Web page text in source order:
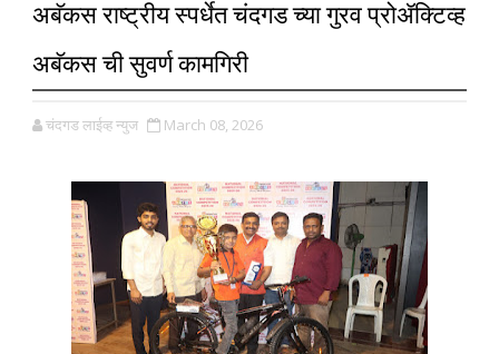
अबॅकस राष्ट्रीय स्पर्धेत चंदगड च्या गुरव प्रोॲक्टिव्ह
अबॅकस ची सुवर्ण कामगिरी
चंदगड लाईव्ह न्युज March 08, 2026